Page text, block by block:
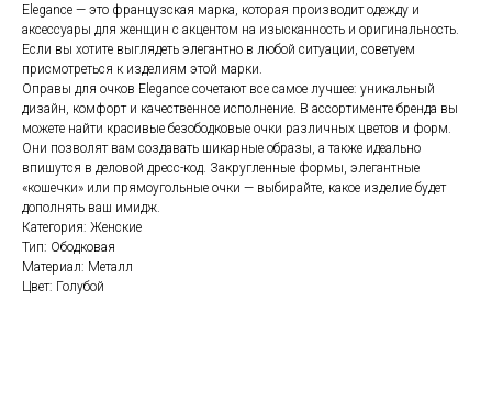
Elegance — это французская марка, которая производит одежду и
аксессуары для женщин с акцентом на изысканность и оригинальность.
Если вы хотите выглядеть элегантно в любой ситуации, советуем
присмотреться к изделиям этой марки.
Оправы для очков Elegance сочетают все самое лучшее: уникальный
дизайн, комфорт и качественное исполнение. В ассортименте бренда вы
можете найти красивые безободковые очки различных цветов и форм.
Они позволят вам создавать шикарные образы, а также идеально
впишутся в деловой дресс-код. Закругленные формы, элегантные
«кошечки» или прямоугольные очки — выбирайте, какое изделие будет
дополнять ваш имидж.
Категория: Женские
Тип: Ободковая
Материал: Металл
Цвет: Голубой